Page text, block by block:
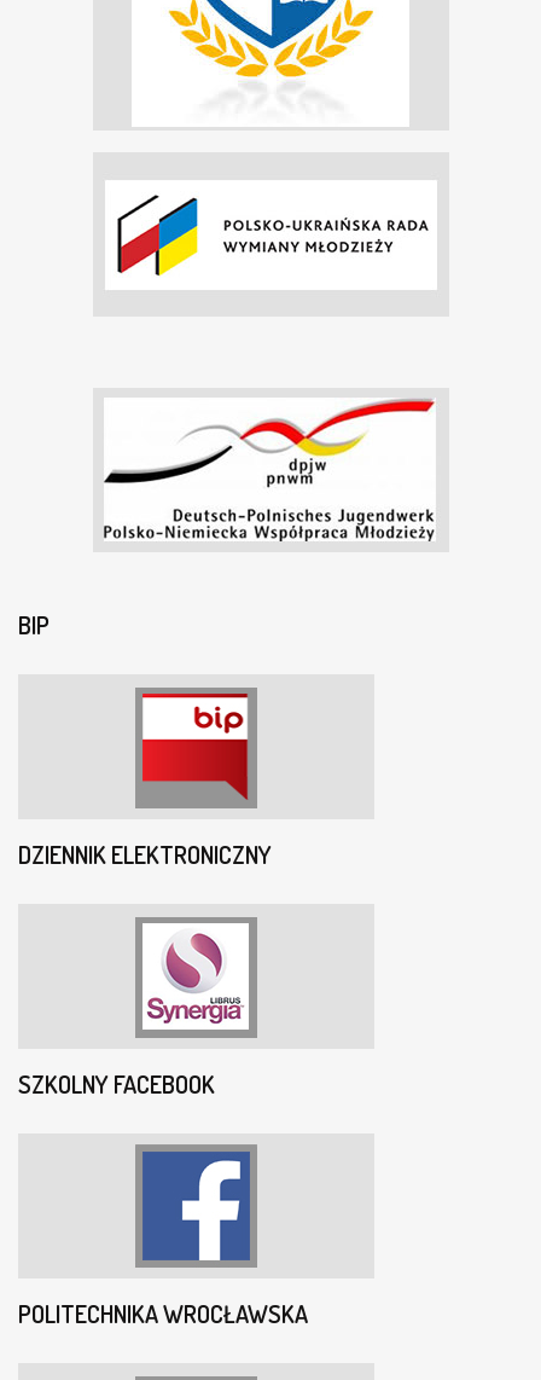
BIP
DZIENNIK ELEKTRONICZNY
SZKOLNY FACEBOOK
POLITECHNIKA WROCŁAWSKA